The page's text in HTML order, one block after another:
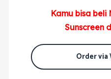
Kamu bisa beli
Sunscreen
Order via